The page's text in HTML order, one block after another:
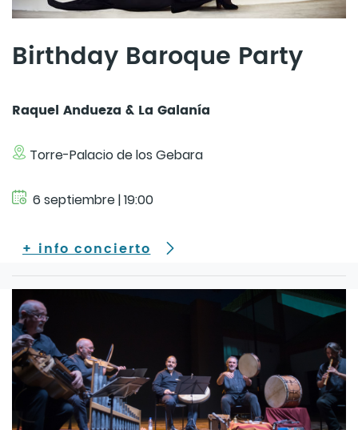
Birthday Baroque Party
Raquel Andueza & La Galanía
Torre-Palacio de los Gebara
6 septiembre | 19:00
+ info concierto